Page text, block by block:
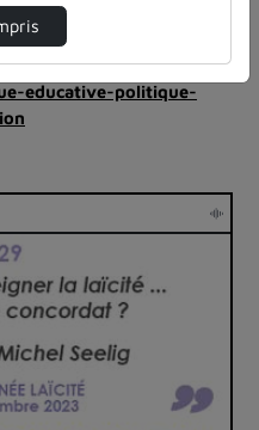
universite-de-lorraine
educative-politique-